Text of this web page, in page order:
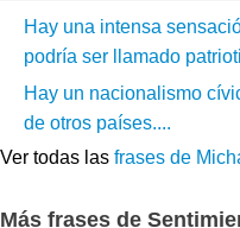
Hay una intensa
podría ser llamado
Hay un nacionalismo
de otros países....
Ver todas las frases de
Más frases de